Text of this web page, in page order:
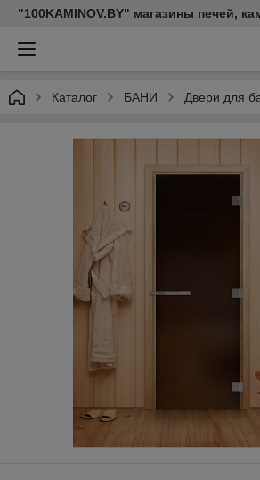
"100KAMINOV.BY" магазины печей,
Каталог БАНИ Двери для